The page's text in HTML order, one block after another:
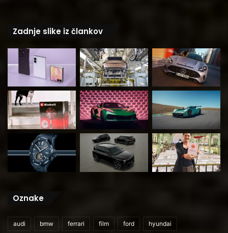
Zadnje slike iz člankov
Oznake
audi bmw ferrari film ford hyundai